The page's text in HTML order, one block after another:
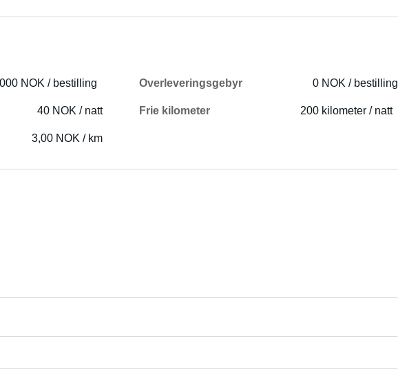
NOK / bestilling Overleveringsgebyr 0 NOK / bestilling
40 NOK / natt Frie kilometer 200 kilometer / natt
3,00 NOK / km